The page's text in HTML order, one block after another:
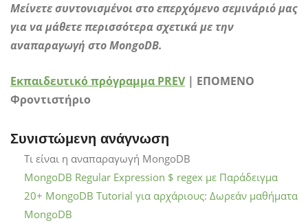
Μείνετε συντονισμένοι στο επερχόμενο σεμινάριό μας
για να μάθετε περισσότερα σχετικά με την
αναπαραγωγή στο MongoDB.
Εκπαιδευτικό πρόγραμμα PREV| ΕΠΟΜΕΝΟ
Φροντιστήριο
Συνιστώμενη ανάγνωση
Τι είναι η αναπαραγωγή MongoDB
MongoDB Regular Expression $ regex με Παράδειγμα
20+ MongoDB Tutorial για αρχάριους: Δωρεάν μαθήματα
MongoDB